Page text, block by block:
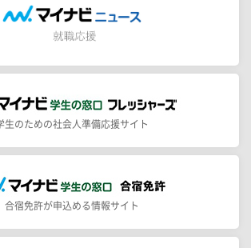
生のための社会人準備応援サイト
合宿免許が申込める情報サイト